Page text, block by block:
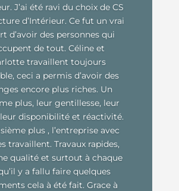
J’ai été ravi du choix de CS
d’Intérieur. Ce fut un vrai
d’avoir des personnes qui
de tout. Céline et
travaillent toujours
ceci a permis d’avoir des
encore plus riches. Un
plus, leur gentillesse, leur
disponibilité et réactivité.
plus , l’entreprise avec
travaillent. Travaux rapides,
qualité et surtout à chaque
y a fallu faire quelques
cela à été fait. Grace à